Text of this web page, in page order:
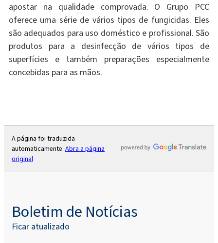
apostar na qualidade comprovada. O Grupo PCC
oferece uma série de vários tipos de fungicidas. Eles
são adequados para uso doméstico e profissional. São
produtos para a desinfecção de vários tipos de
superfícies e também preparações especialmente
concebidas para as mãos.
A página foi traduzida
automaticamente. Abra a página
original
Boletim de Notícias
Ficar atualizado